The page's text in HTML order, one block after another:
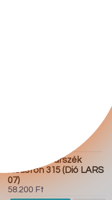
Alacsony bárszék
Houston 315 (Dió LARS
07)
58.200 Ft